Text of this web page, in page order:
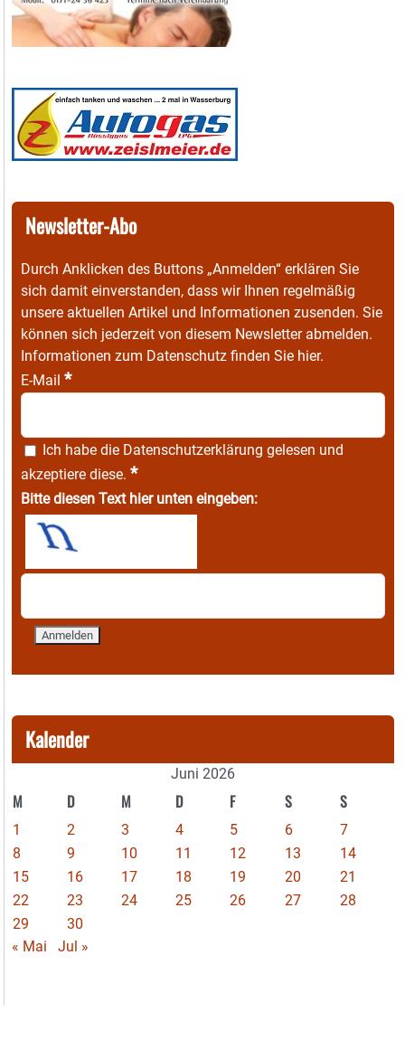
Newsletter-Abo
Durch Anklicken des Buttons „Anmelden“ erklären Sie
sich damit einverstanden, dass wir Ihnen regelmäßig
unsere aktuellen Artikel und Informationen zusenden. Sie
können sich jederzeit von diesem Newsletter abmelden.
Informationen zum Datenschutz finden Sie hier.
E-Mail *
Ich habe die Datenschutzerklärung gelesen und
akzeptiere diese. *
Bitte diesen Text hier unten eingeben:
Kalender
Juni 2026
M D M D F S S
1 2 3 4 5 6
7
8
9 10 11 12 13
14
15
16 17 18 19 20
21
22
23 24 25 26 27
28
29
30
« Mai
Jul »